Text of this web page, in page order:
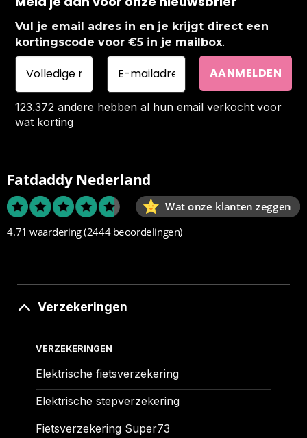
Vul je email adres in en je krijgt direct een
kortingscode voor €5 in je mailbox.
123.372 andere hebben al hun email verkocht voor
wat korting
Fatdaddy Nederland
Wat onze klanten zeggen
4.71 waardering(2444 beoordelingen)
Verzekeringen
VERZEKERINGEN
Elektrische fietsverzekering
Elektrische stepverzekering
Fietsverzekering Super73